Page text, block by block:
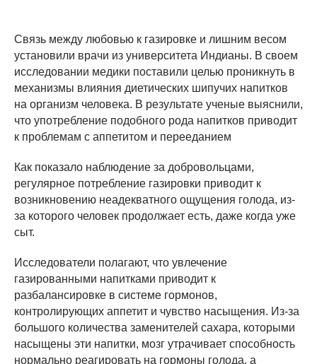
Связь между любовью к газировке и лишним весом
установили врачи из университета Индианы. В своем
исследовании медики поставили целью проникнуть в
механизмы влияния диетических шипучих напитков
на организм человека. В результате ученые выяснили,
что употребление подобного рода напитков приводит
к проблемам с аппетитом и перееданием
Как показало наблюдение за добровольцами,
регулярное потребление газировки приводит к
возникновению неадекватного ощущения голода, из-
за которого человек продолжает есть, даже когда уже
сыт.
Исследователи полагают, что увлечение
газированными напитками приводит к
разбалансировке в системе гормонов,
контролирующих аппетит и чувство насыщения. Из-за
большого количества заменителей сахара, которыми
насыщены эти напитки, мозг утрачивает способность
нормально реагировать на гормоны голода, а